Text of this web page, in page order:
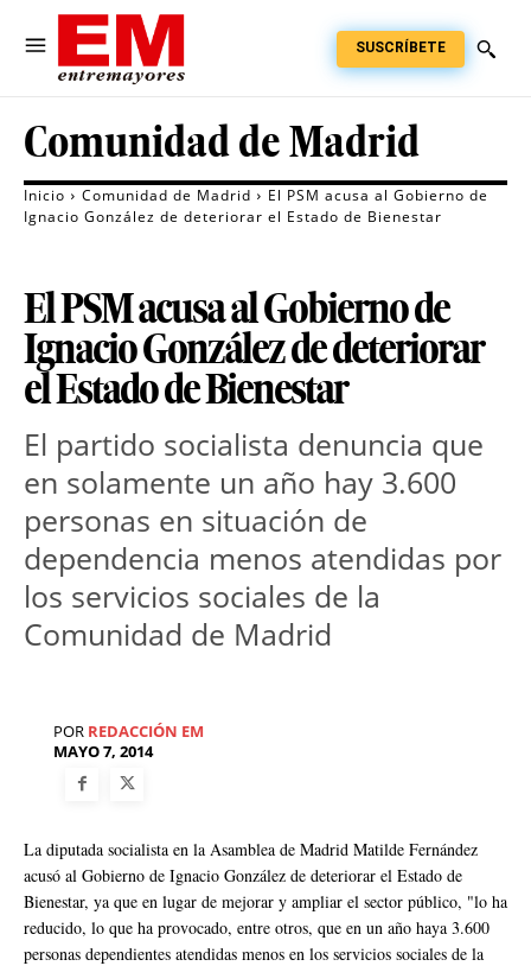
SUSCRÍBETE
Comunidad de Madrid
Inicio Comunidad de Madrid
El PSM acusa al Gobierno de
Ignacio González de deteriorar el Estado de Bienestar
El PSM acusa al Gobierno de
Ignacio González de deteriorar
el Estado de Bienestar
El partido socialista denuncia que
en solamente un año hay 3.600
personas en situación de
dependencia menos atendidas por
los servicios sociales de la
Comunidad de Madrid
POR REDACCIÓN EM
MAYO 7, 2014
La diputada socialista en la Asamblea de Madrid Matilde Fernández
acusó al Gobierno de Ignacio González de deteriorar el Estado de
Bienestar, ya que en lugar de mejorar y ampliar el sector público, "lo ha
reducido, lo que ha provocado, entre otros, que en un año haya 3.600
personas dependientes atendidas menos en los servicios sociales de la